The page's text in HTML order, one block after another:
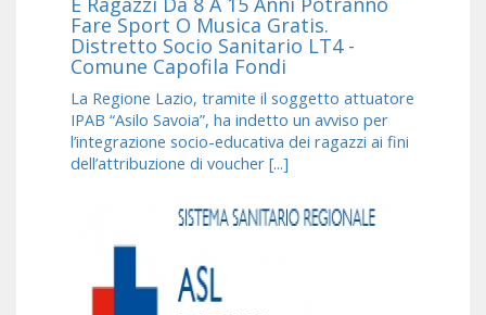
Fare Sport O Musica Gratis.
Distretto Socio Sanitario LT4 -
Comune Capofila Fondi
La Regione Lazio, tramite il soggetto attuatore
IPAB “Asilo Savoia”, ha indetto un avviso per
l’integrazione socio-educativa dei ragazzi ai fini
dell’attribuzione di voucher [...]